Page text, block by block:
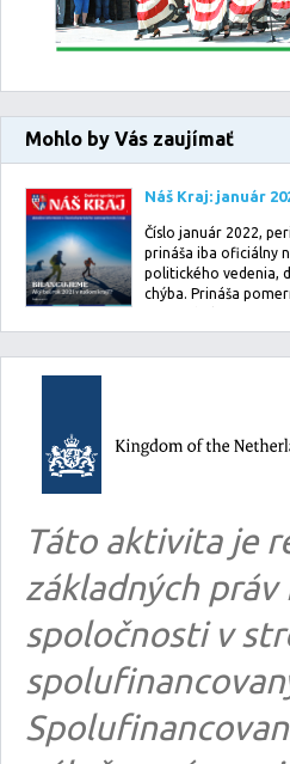
Mohlo by Vás zaujímať
Náš Kraj: január
Číslo január 2022,
prináša iba oficiálny
politického vedenia,
chýba. Prináša
Táto aktivita je
základných
spoločnosti v